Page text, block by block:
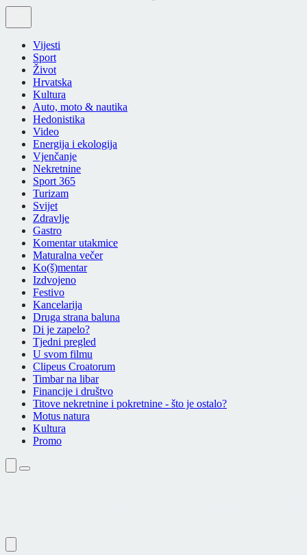
Vijesti
Sport
Život
Hrvatska
Kultura
Auto, moto & nautika
Hedonistika
Video
Energija i ekologija
Vjenčanje
Nekretnine
Sport 365
Turizam
Svijet
Zdravlje
Gastro
Komentar utakmice
Maturalna večer
Ko(š)mentar
Izdvojeno
Festivo
Kancelarija
Druga strana baluna
Di je zapelo?
Tjedni pregled
U svom filmu
Clipeus Croatorum
Timbar na libar
Financije i društvo
Titove nekretnine i pokretnine - što je ostalo?
Motus natura
Kultura
Promo